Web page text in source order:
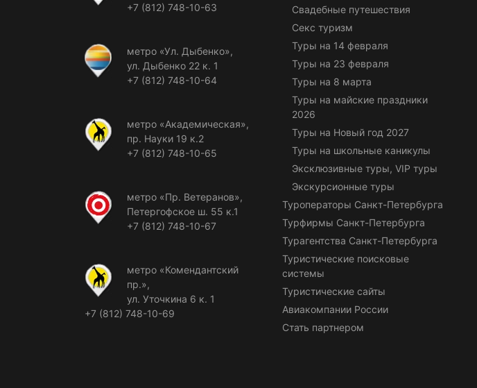
+7 (812) 748-10-63
метро «Ул. Дыбенко»,
ул. Дыбенко 22 к. 1
+7 (812) 748-10-64
метро «Академическая»,
пр. Науки 19 к.2
+7 (812) 748-10-65
метро «Пр. Ветеранов»,
Петергофское ш. 55 к.1
+7 (812) 748-10-67
метро «Комендантский
пр.»,
ул. Уточкина 6 к. 1
+7 (812) 748-10-69
Свадебные путешествия
Секс туризм
Туры на 14 февраля
Туры на 23 февраля
Туры на 8 марта
Туры на майские праздники
2026
Туры на Новый год 2027
Туры на школьные каникулы
Эксклюзивные туры, VIP туры
Экскурсионные туры
Туроператоры Санкт-Петербурга
Турфирмы Санкт-Петербурга
Турагентства Санкт-Петербурга
Туристические поисковые
системы
Туристические сайты
Авиакомпании России
Стать партнером